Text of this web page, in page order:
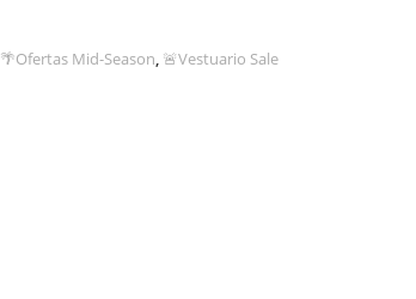
🌴Ofertas Mid-Season, 🚨Vestuario Sale